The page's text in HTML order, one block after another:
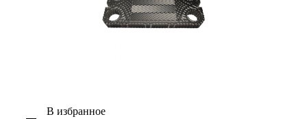
В избранное